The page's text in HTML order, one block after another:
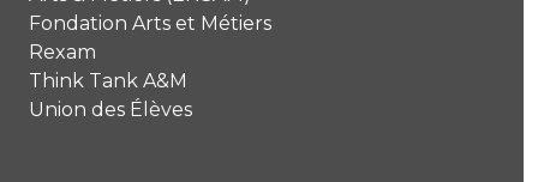
Fondation Arts et Métiers
Rexam
Think Tank A&M
Union des Élèves